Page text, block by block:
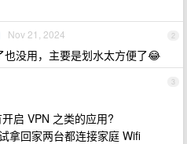
2
Nov 21, 2024
也没用，主要是划水太方便了😂
3
启 VPN 之类的应用?
拿回家两台都连接家庭 Wifi